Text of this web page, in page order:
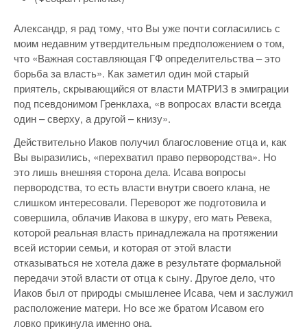
Александр, я рад тому, что Вы уже почти согласились с
моим недавним утвердительным предположением о том,
что «Важная составляющая ГФ определительства – это
борьба за власть». Как заметил один мой старый
приятель, скрывающийся от власти МАТРИЗ в эмиграции
под псевдонимом Гренклаха, «в вопросах власти всегда
один – сверху, а другой – книзу».
Действительно Иаков получил благословение отца и, как
Вы выразились, «перехватил право первородства». Но
это лишь внешняя сторона дела. Исава вопросы
первородства, то есть власти внутри своего клана, не
слишком интересовали. Переворот же подготовила и
совершила, облачив Иакова в шкуру, его мать Ревека,
которой реальная власть принадлежала на протяжении
всей истории семьи, и которая от этой власти
отказываться не хотела даже в результате формальной
передачи этой власти от отца к сыну. Другое дело, что
Иаков был от природы смышленее Исава, чем и заслужил
расположение матери. Но все же братом Исавом его
ловко прикинула именно она.